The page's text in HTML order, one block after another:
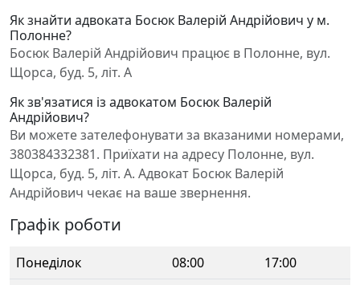
Як знайти адвоката Босюк Валерій Андрійович у м.
Полонне?
Босюк Валерій Андрійович працює в Полонне, вул.
Щорса, буд. 5, літ. А
Як зв'язатися із адвокатом Босюк Валерій
Андрійович?
Ви можете зателефонувати за вказаними номерами,
380384332381. Приїхати на адресу Полонне, вул.
Щорса, буд. 5, літ. А. Адвокат Босюк Валерій
Андрійович чекає на ваше звернення.
Графік роботи
Понеділок 08:00
17:00